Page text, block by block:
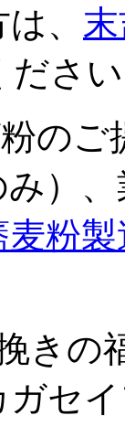
、
ださ
のご
）
麦粉
きの
セ